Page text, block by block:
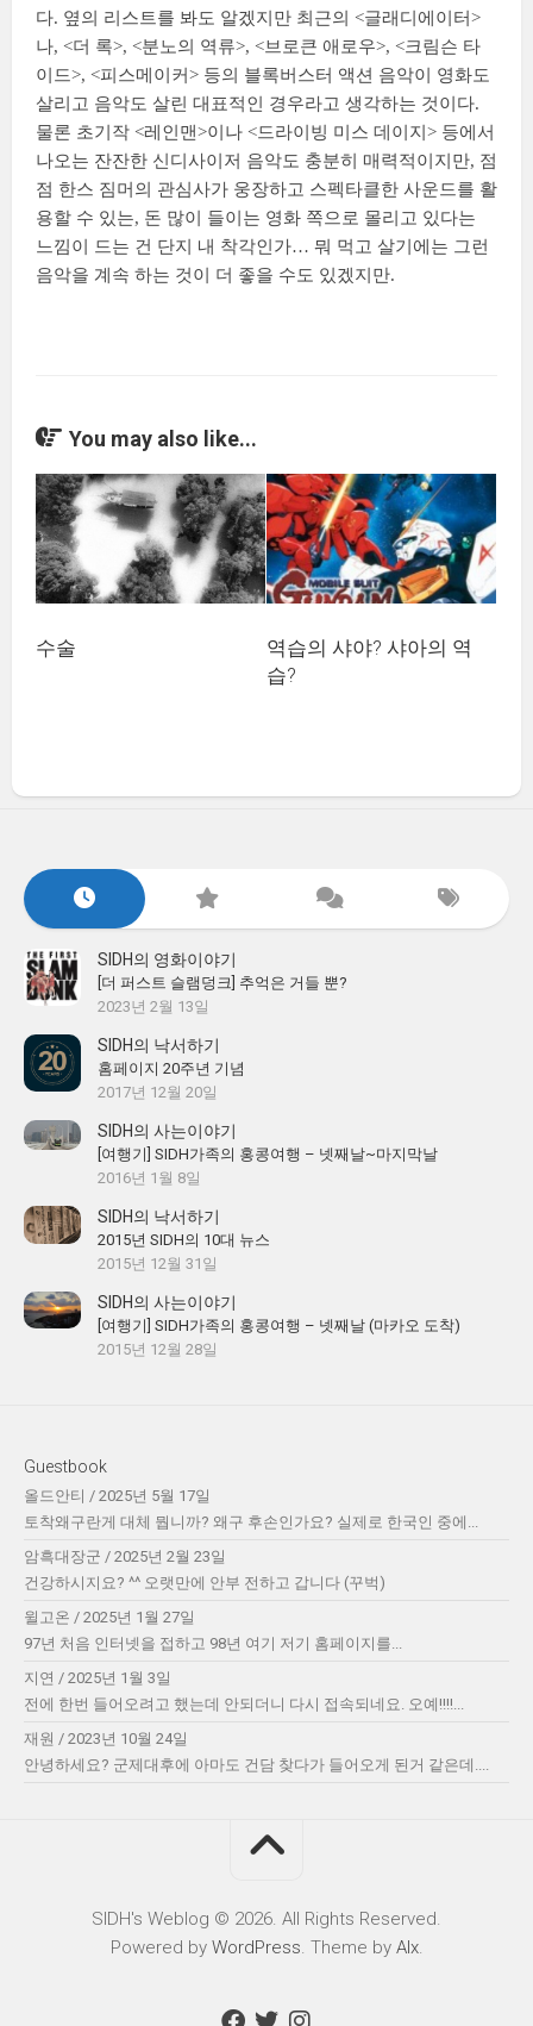
다. 옆의 리스트를 봐도 알겠지만 최근의 <글래디에이터>
나, <더 록>, <분노의 역류>, <브로큰 애로우>, <크림슨 타
이드>, <피스메이커> 등의 블록버스터 액션 음악이 영화도
살리고 음악도 살린 대표적인 경우라고 생각하는 것이다.
물론 초기작 <레인맨>이나 <드라이빙 미스 데이지> 등에서
나오는 잔잔한 신디사이저 음악도 충분히 매력적이지만, 점
점 한스 짐머의 관심사가 웅장하고 스펙타클한 사운드를 활
용할 수 있는, 돈 많이 들이는 영화 쪽으로 몰리고 있다는
느낌이 드는 건 단지 내 착각인가… 뭐 먹고 살기에는 그런
음악을 계속 하는 것이 더 좋을 수도 있겠지만.
You may also like...
수술
역습의 샤야? 샤아의 역
습?
SIDH의 영화이야기
[더 퍼스트 슬램덩크] 추억은 거들 뿐?
2023년 2월 13일
SIDH의 낙서하기
홈페이지 20주년 기념
2017년 12월 20일
SIDH의 사는이야기
[여행기] SIDH가족의 홍콩여행 – 넷째날~마지막날
2016년 1월 8일
SIDH의 낙서하기
2015년 SIDH의 10대 뉴스
2015년 12월 31일
SIDH의 사는이야기
[여행기] SIDH가족의 홍콩여행 – 넷째날 (마카오 도착)
2015년 12월 28일
Guestbook
올드안티 / 2025년 5월 17일
토착왜구란게 대체 뭡니까? 왜구 후손인가요? 실제로 한국인 중에...
암흑대장군 / 2025년 2월 23일
건강하시지요? ^^ 오랫만에 안부 전하고 갑니다 (꾸벅)
윌고온 / 2025년 1월 27일
97년 처음 인터넷을 접하고 98년 여기 저기 홈페이지를...
지연 / 2025년 1월 3일
전에 한번 들어오려고 했는데 안되더니 다시 접속되네요. 오예!!!!...
재원 / 2023년 10월 24일
안녕하세요? 군제대후에 아마도 건담 찾다가 들어오게 된거 같은데....
SIDH′s Weblog © 2026. All Rights Reserved.
Powered by WordPress. Theme by Alx.